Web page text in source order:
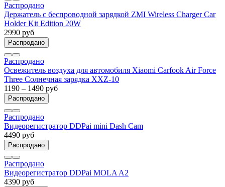
Распродано
Держатель с беспроводной зарядкой ZMI Wireless Charger Car
Holder Kit Edition 20W
2990 руб
Распродано
Распродано
Освежитель воздуха для автомобиля Xiaomi Carfook Air Force
Three Солнечная зарядка XXZ-10
1190 – 1490 руб
Распродано
Распродано
Видеорегистратор DDPai mini Dash Cam
4490 руб
Распродано
Распродано
Видеорегистратор DDPai MOLA A2
4390 руб